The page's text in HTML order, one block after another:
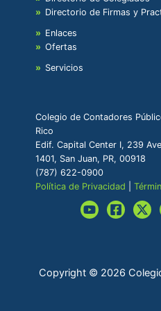
Directorio de Firmas y
Enlaces
Ofertas
Servicios
Colegio de Contadores
Rico
Edif. Capital Center I, 239
1401, San Juan, PR, 00918
(787) 622-0900
Política de Privacidad |
Copyright © 2026